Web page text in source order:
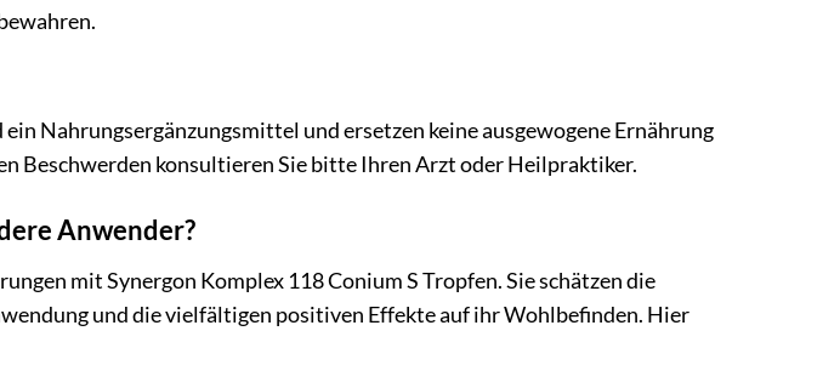
Nahrungsergänzungsmittel und ersetzen keine ausgewogene Ernährung
Beschwerden konsultieren Sie bitte Ihren Arzt oder Heilpraktiker.
Anwender?
mit Synergon Komplex 118 Conium S Tropfen. Sie schätzen die
und die vielfältigen positiven Effekte auf ihr Wohlbefinden. Hier